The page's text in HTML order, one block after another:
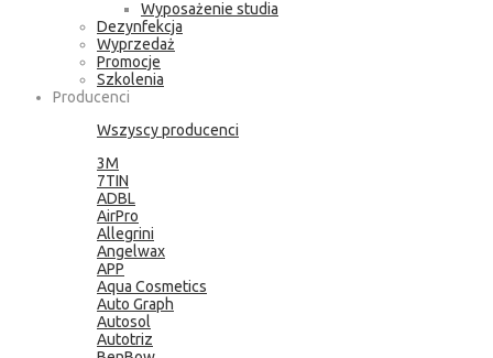
Wyposażenie studia
Dezynfekcja
Wyprzedaż
Promocje
Szkolenia
Producenci
Wszyscy producenci
3M
7TIN
ADBL
AirPro
Allegrini
Angelwax
APP
Aqua Cosmetics
Auto Graph
Autosol
Autotriz